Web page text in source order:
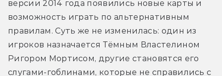
версии 2014 года появились новые карты и
возможность играть по альтернативным
правилам. Суть же не изменилась: один из
игроков назначается Тёмным Властелином
Ригором Мортисом, другие становятся его
слугами-гоблинами, которые не справились с